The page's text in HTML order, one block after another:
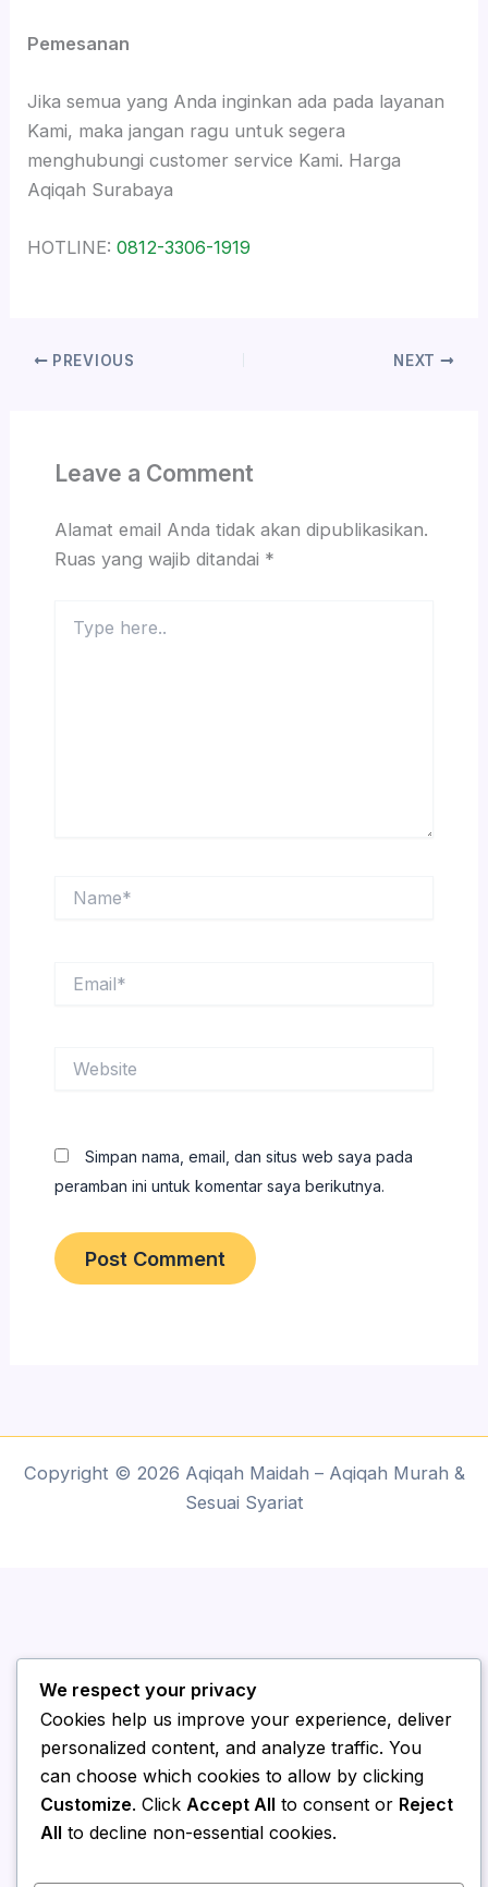
Pemesanan
Jika semua yang Anda inginkan ada pada layanan
Kami, maka jangan ragu untuk segera
menghubungi customer service Kami. Harga
Aqiqah Surabaya
HOTLINE: 0812-3306-1919
PREVIOUS NEXT
Leave a Comment
Alamat email Anda tidak akan dipublikasikan.
Ruas yang wajib ditandai *
here..
Simpan nama, email, dan situs web saya pada
peramban ini untuk komentar saya berikutnya.
Copyright © 2026 Aqiqah Maidah – Aqiqah Murah &
Sesuai Syariat
We respect your privacy
Cookies help us improve your experience, deliver
personalized content, and analyze traffic. You
can choose which cookies to allow by clicking
Customize. Click Accept All to consent or Reject
All to decline non-essential cookies.